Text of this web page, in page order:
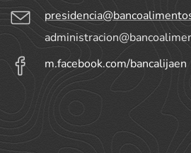
m.facebook.com/bancalijaen